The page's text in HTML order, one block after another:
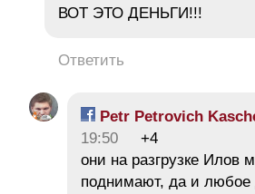
ВОТ ЭТО ДЕНЬГИ!!!
Ответить
Petr Petrovich
19:50
+4
они на разгрузке Илов
поднимают, да и любое